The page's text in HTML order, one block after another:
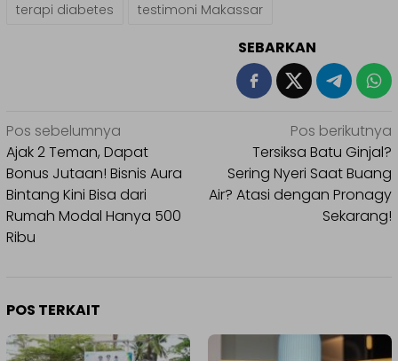
terapi diabetes
testimoni Makassar
SEBARKAN
Navigasi
pos
Pos sebelumnya
Ajak 2 Teman, Dapat
Bonus Jutaan! Bisnis Aura
Bintang Kini Bisa dari
Rumah Modal Hanya 500
Ribu
Pos berikutnya
Tersiksa Batu Ginjal?
Sering Nyeri Saat Buang
Air? Atasi dengan Pronagy
Sekarang!
POS TERKAIT